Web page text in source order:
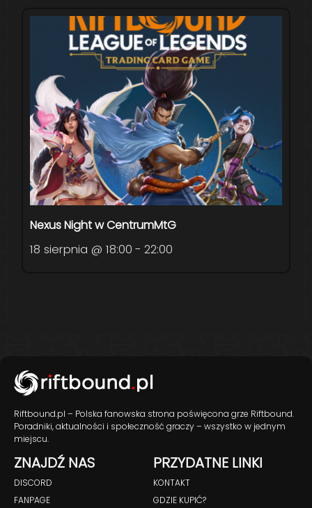
Nexus Night w CentrumMtG
18 sierpnia @ 18:00 - 22:00
Riftbound.pl – Polska fanowska strona poświęcona grze Riftbound.
Poradniki, aktualności i społeczność graczy – wszystko w jednym
miejscu.
ZNAJDŹ NAS
DISCORD
FANPAGE
PRZYDATNE LINKI
KONTAKT
GDZIE KUPIĆ?